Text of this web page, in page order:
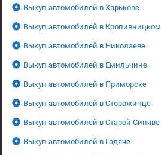
Выкуп автомобилей в Харькове
Выкуп автомобилей в Кропивницком
Выкуп автомобилей в Николаеве
Выкуп автомобилей в Емильчине
Выкуп автомобилей в Приморске
Выкуп автомобилей в Сторожинце
Выкуп автомобилей в Старой Синяве
Выкуп автомобилей в Гадяче